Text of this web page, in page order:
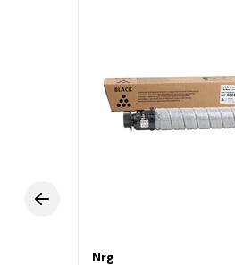
Gestetner MP-C6004SP
Lanier MP-C Serisi
Lanier MP-C6004SP
Nrg